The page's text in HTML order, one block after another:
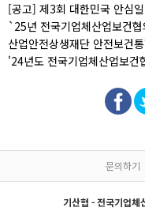
[공고] 제3회 대한민국 안심
`25년 전국기업체산업보건협의
산업안전상생재단 안전보건
'24년도 전국기업체산업보건
문의하기
기산협 - 전국기업체